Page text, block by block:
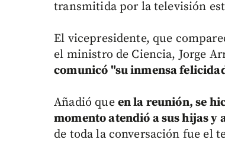
transmitida por la televisión
El vicepresidente, que
el ministro de Ciencia, Jorge
comunicó "su inmensa
Añadió que en la reunión, se
momento atendió a sus hijas y
de toda la conversación fue el